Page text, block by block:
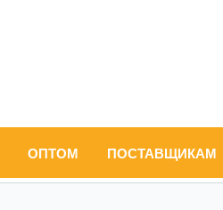
ОПТОМ ПОСТАВЩИКАМ